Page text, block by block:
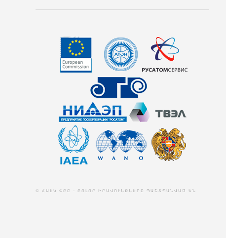
© ՀԱԷԿ ՓԲԸ - ԲՈԼՈՐ ԻՐԱՎՈՒՆՔՆԵՐԸ ՊԱՇՏՊԱՆՎԱԾ ԵՆ